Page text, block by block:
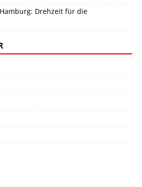
Drehzeit für die